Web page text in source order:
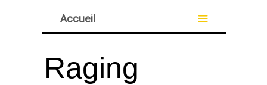
Accueil
Raging